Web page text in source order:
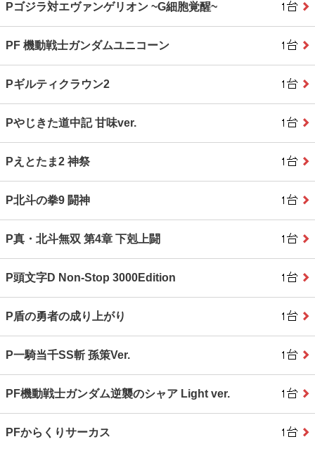
Pゴジラ対エヴァンゲリオン ~G細胞覚醒~
PF 機動戦士ガンダムユニコーン
Pギルティクラウン2
Pやじきた道中記 甘味ver.
Pえとたま2 神祭
P北斗の拳9 闘神
P真・北斗無双 第4章 下剋上闘
P頭文字D Non‐Stop 3000Edition
P盾の勇者の成り上がり
P一騎当千SS斬 孫策Ver.
PF機動戦士ガンダム逆襲のシャア Light ver.
PFからくりサーカス